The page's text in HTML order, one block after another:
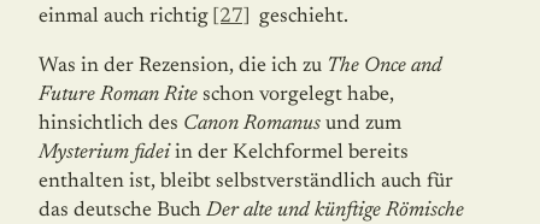
einmal auch richtig [27] geschieht.
Was in der Rezension, die ich zu The Once and
Future Roman Rite schon vorgelegt habe,
hinsichtlich des Canon Romanus und zum
Mysterium fideiin der Kelchformel bereits
enthalten ist, bleibt selbstverständlich auch für
das deutsche Buch Der alte und künftige Römische